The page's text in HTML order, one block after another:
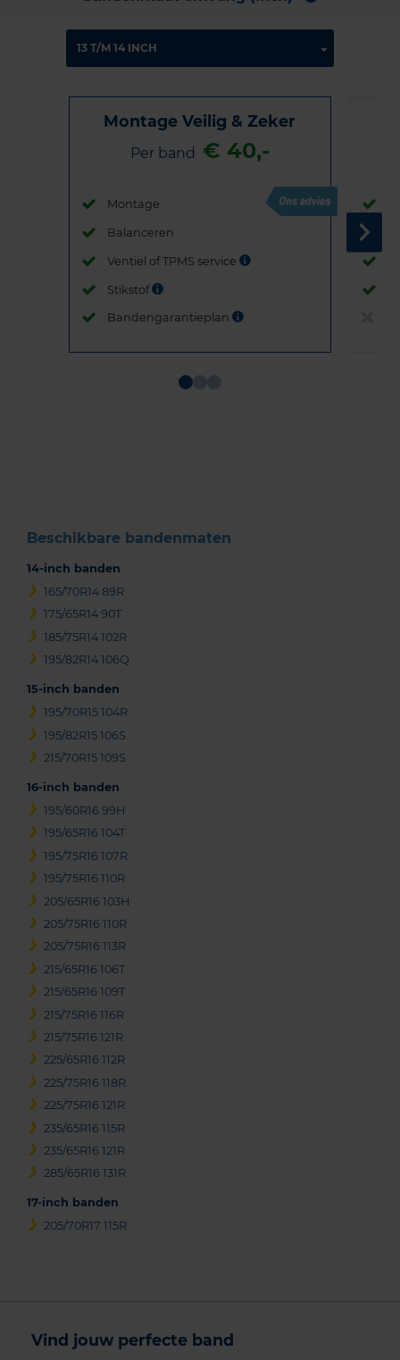
Montage Veilig & Zeker
Per band € 40,-
Montage
Balanceren
Ventiel of TPMS service
Stikstof
Bandengarantieplan
Beschikbare bandenmaten
14-inch banden
165/70R14 89R
175/65R14 90T
185/75R14 102R
195/82R14 106Q
15-inch banden
195/70R15 104R
195/82R15 106S
215/70R15 109S
16-inch banden
195/60R16 99H
195/65R16 104T
195/75R16 107R
195/75R16 110R
205/65R16 103H
205/75R16 110R
205/75R16 113R
215/65R16 106T
215/65R16 109T
215/75R16 116R
215/75R16 121R
225/65R16 112R
225/75R16 118R
225/75R16 121R
235/65R16 115R
235/65R16 121R
285/65R16 131R
17-inch banden
205/70R17 115R
Vind jouw perfecte band